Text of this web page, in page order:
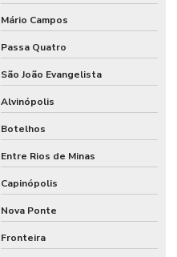
Mário Campos
Passa Quatro
São João Evangelista
Alvinópolis
Botelhos
Entre Rios de Minas
Capinópolis
Nova Ponte
Fronteira